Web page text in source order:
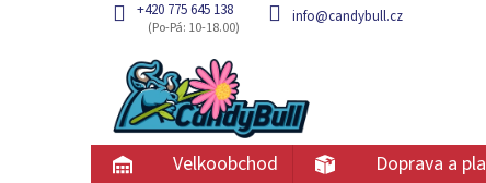
+420 775 645 138 info@candybull.cz
Velkoobchod Doprava a